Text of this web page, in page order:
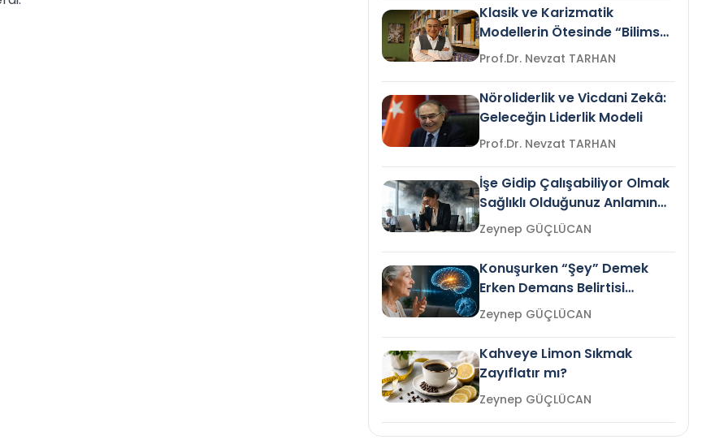
Klasik ve Karizmatik
Modellerin Ötesinde “Bilimsel
Liderlik”
Prof.Dr. Nevzat TARHAN
Nöroliderlik ve Vicdani Zekâ:
Geleceğin Liderlik Modeli
Prof.Dr. Nevzat TARHAN
İşe Gidip Çalışabiliyor Olmak
Sağlıklı Olduğunuz Anlamına
Gelir mi?Zeynep GÜÇLÜCAN
Konuşurken “Şey” Demek
Erken Demans Belirtisi
Olabilir mi?Zeynep GÜÇLÜCAN
Kahveye Limon Sıkmak
Zayıflatır mı?
Zeynep GÜÇLÜCAN